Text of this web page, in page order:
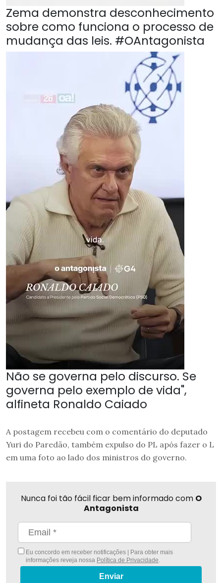
Zema demonstra desconhecimento
sobre como funciona o processo de
mudança das leis. #OAntagonista
Não se governa pelo discurso. Se
governa pelo exemplo de vida",
alfineta Ronaldo Caiado
A postagem recebeu com o comentário do deputado
Yuri do Paredão, também expulso do PL após fazer o L
em uma foto ao lado dos ministros do governo.
Nunca foi tão fácil ficar bem informado com O
Antagonista
Eu concordo em receber notificações | Para obter mais
informações reveja nossa Política de Privacidade.
Enviar